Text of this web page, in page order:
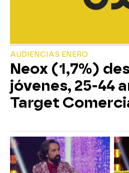
AUDIENCIAS ENERO
Neox (1,7%)
jóvenes, 25-44
Target